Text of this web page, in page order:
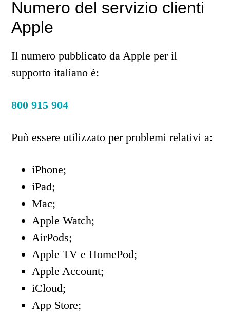
Numero del servizio clienti
Apple
Il numero pubblicato da Apple per il
supporto italiano è:
800 915 904
Può essere utilizzato per problemi relativi a:
iPhone;
iPad;
Mac;
Apple Watch;
AirPods;
Apple TV e HomePod;
Apple Account;
iCloud;
App Store;